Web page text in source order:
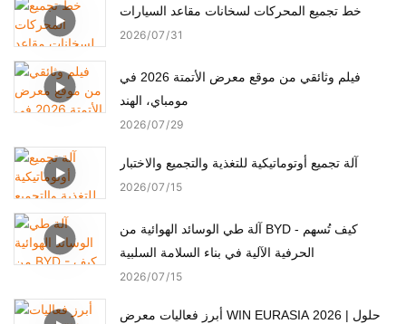
خط تجميع المحركات لسخانات مقاعد السيارات
2026 07 31
فيلم وثائقي من موقع معرض الأتمتة 2026 في
مومباي، الهند
2026 07 29
آلة تجميع أوتوماتيكية للتغذية والتجميع والاختبار
2026 07 15
آلة طي الوسائد الهوائية من BYD - كيف تُسهم
الحرفية الآلية في بناء السلامة السلبية
2026 07 15
أبرز فعاليات معرض WIN EURASIA 2026 | حلول